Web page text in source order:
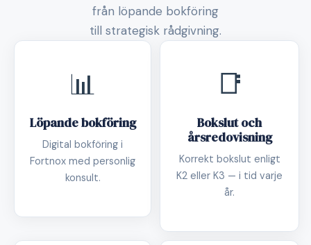
från löpande bokföring
till strategisk rådgivning.
📊
Löpande bokföring
Digital bokföring i
Fortnox med personlig
konsult.
📑
Bokslut och
årsredovisning
Korrekt bokslut enligt
K2 eller K3 — i tid varje
år.